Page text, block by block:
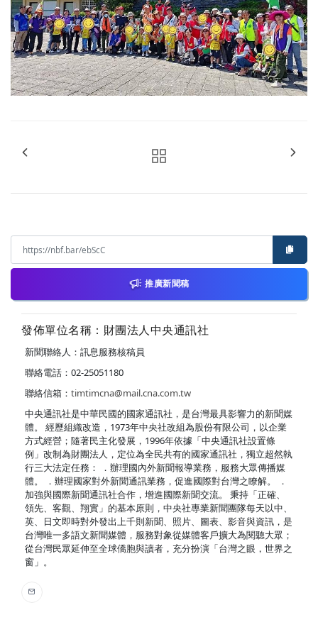
推廣新聞稿
發佈單位名稱：財團法人中央通訊社
新聞聯絡人：訊息服務核稿員
聯絡電話：02-25051180
聯絡信箱： timtimcna@mail.cna.com.tw
中央通訊社是中華民國的國家通訊社，是台灣最具影響力的新聞媒
體。 經歷組織改造，1973年中央社改組為股份有限公司，以企業
方式經營；隨著民主化發展，1996年依據「中央通訊社設置條
例」改制為財團法人，定位為全民共有的國家通訊社，獨立超然執
行三大法定任務： ．辦理國內外新聞報導業務，服務大眾傳播媒
體。 ．辦理國家對外新聞通訊業務，促進國際對台灣之瞭解。 ．
加強與國際新聞通訊社合作，增進國際新聞交流。 秉持「正確、
領先、客觀、翔實」的基本原則，中央社專業新聞團隊每天以中、
英、日文即時對外發出上千則新聞、照片、圖表、影音與資訊，是
台灣唯一多語文新聞媒體，服務對象從媒體客戶擴大為閱聽大眾；
從台灣民眾延伸至全球僑胞與讀者，充分扮演「台灣之眼，世界之
窗」。